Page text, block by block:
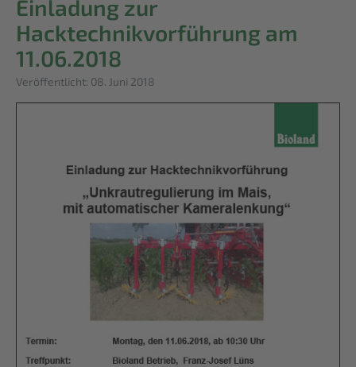
Einladung zur
Hacktechnikvorführung am
11.06.2018
Details
Veröffentlicht: 08. Juni 2018